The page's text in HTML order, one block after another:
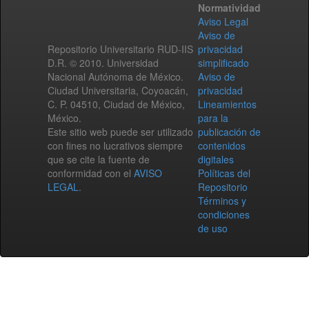
Repositorio Universitario RUD-IIS
D.R. © 2010. Universidad
Nacional Autónoma de México.
Ciudad Universitaria, Coyoacán,
C. P. 04510, Ciudad de México,
México.
Este sitio web puede ser utilizado
con fines no lucrativos siempre
que se cite la fuente de
conformidad con el AVISO
LEGAL.
Normatividad
Aviso Legal
Aviso de
privacidad
simplificado
Aviso de
privacidad
Lineamientos
para la
publicación de
contenidos
digitales
Políticas del
Repositorio
Términos y
condiciones
de uso